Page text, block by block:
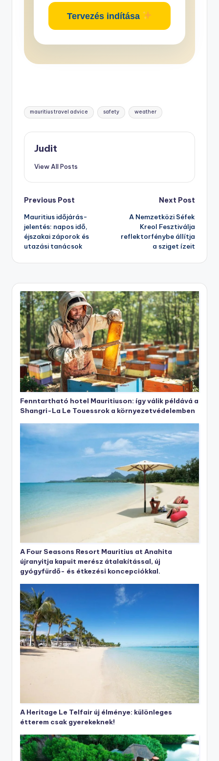
Tervezés indítása
Tags:
mauritius travel advice safety weather
Judit
View All Posts
Post
navigation
Previous Post
Mauritius időjárás-
jelentés: napos idő,
éjszakai záporok és
utazási tanácsok
Next Post
A Nemzetközi Séfek
Kreol Fesztiválja
reflektorfénybe állítja
a sziget ízeit
Fenntartható hotel Mauritiuson: így válik példává a
Shangri-La Le Touessrok a környezetvédelemben
A Four Seasons Resort Mauritius at Anahita
újranyitja kapuit merész átalakítással, új
gyógyfürdő- és étkezési koncepciókkal.
A Heritage Le Telfair új élménye: különleges
étterem csak gyerekeknek!